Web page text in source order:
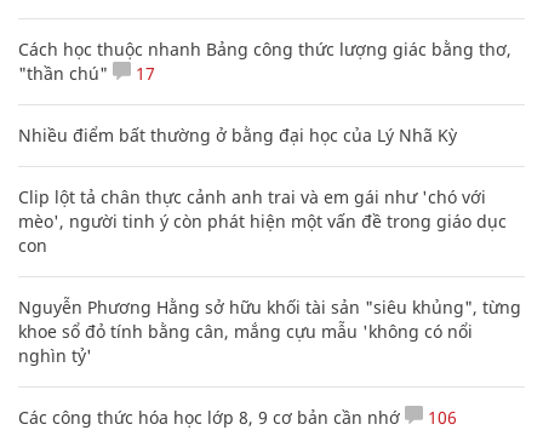
Cách học thuộc nhanh Bảng công thức lượng giác bằng thơ,
"thần chú"
17
Nhiều điểm bất thường ở bằng đại học của Lý Nhã Kỳ
Clip lột tả chân thực cảnh anh trai và em gái như 'chó với
mèo', người tinh ý còn phát hiện một vấn đề trong giáo dục
con
Nguyễn Phương Hằng sở hữu khối tài sản "siêu khủng", từng
khoe sổ đỏ tính bằng cân, mắng cựu mẫu 'không có nổi
nghìn tỷ'
Các công thức hóa học lớp 8, 9 cơ bản cần nhớ 106